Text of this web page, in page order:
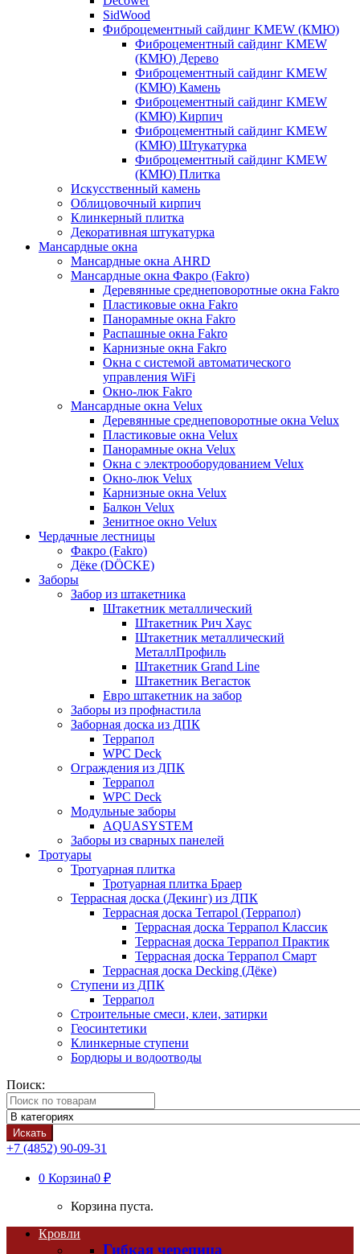
SidWood
Фиброцементный сайдинг KMEW (КМЮ)
Фиброцементный сайдинг KMEW
(КМЮ) Дерево
Фиброцементный сайдинг KMEW
(КМЮ) Камень
Фиброцементный сайдинг KMEW
(КМЮ) Кирпич
Фиброцементный сайдинг KMEW
(КМЮ) Штукатурка
Фиброцементный сайдинг KMEW
(КМЮ) Плитка
Искусственный камень
Облицовочный кирпич
Клинкерный плитка
Декоративная штукатурка
Мансардные окна
Мансардные окна AHRD
Мансардные окна Факро (Fakro)
Деревянные среднеповоротные окна Fakro
Пластиковые окна Fakro
Панорамные окна Fakro
Распашные окна Fakro
Карнизные окна Fakro
Окна с системой автоматического
управления WiFi
Окно-люк Fakro
Мансардные окна Velux
Деревянные среднеповоротные окна Velux
Пластиковые окна Velux
Панорамные окна Velux
Окна с электрооборудованием Velux
Окно-люк Velux
Карнизные окна Velux
Балкон Velux
Зенитное окно Velux
Чердачные лестницы
Факро (Fakro)
Дёке (DÖCKE)
Заборы
Забор из штакетника
Штакетник металлический
Штакетник Рич Хаус
Штакетник металлический
МеталлПрофиль
Штакетник Grand Line
Штакетник Вегасток
Евро штакетник на забор
Заборы из профнастила
Заборная доска из ДПК
Террапол
WPC Deck
Ограждения из ДПК
Террапол
WPC Deck
Модульные заборы
AQUASYSTEM
Заборы из сварных панелей
Тротуары
Тротуарная плитка
Тротуарная плитка Браер
Террасная доска (Декинг) из ДПК
Террасная доска Terrapol (Террапол)
Террасная доска Террапол Классик
Террасная доска Террапол Практик
Террасная доска Террапол Смарт
Террасная доска Decking (Дёке)
Ступени из ДПК
Террапол
Строительные смеси, клеи, затирки
Геосинтетики
Клинкерные ступени
Бордюры и водоотводы
Поиск:
Искать
+7 (4852) 90-09-31
0 Корзина0 ₽
Корзина пуста.
Кровли
Гибкая черепица